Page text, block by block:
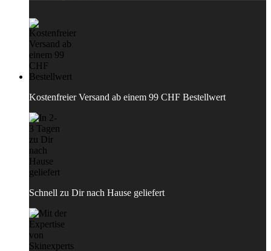
Kostenfreier Versand ab einem 99 CHF Bestellwert
Schnell zu Dir nach Hause geliefert